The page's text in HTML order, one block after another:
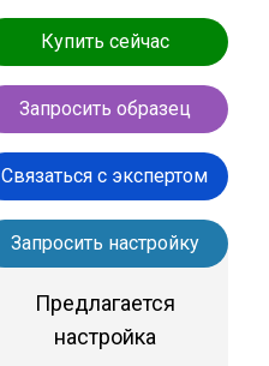
Купить сейчас
Запросить образец
Связаться с экспертом
Запросить настройку
Предлагается
настройка